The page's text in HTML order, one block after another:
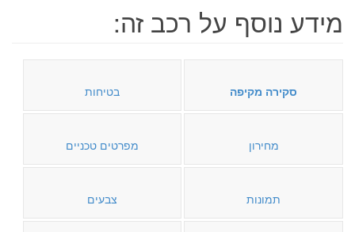
מידע נוסף על רכב זה:
סקירה מקיפה בטיחות
מחירון מפרטים טכניים
תמונות צבעים